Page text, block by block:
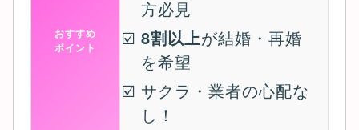
おすすめ
ポイント
方必見
8割以上が結婚・再婚
を希望
サクラ・業者の心配な
し！